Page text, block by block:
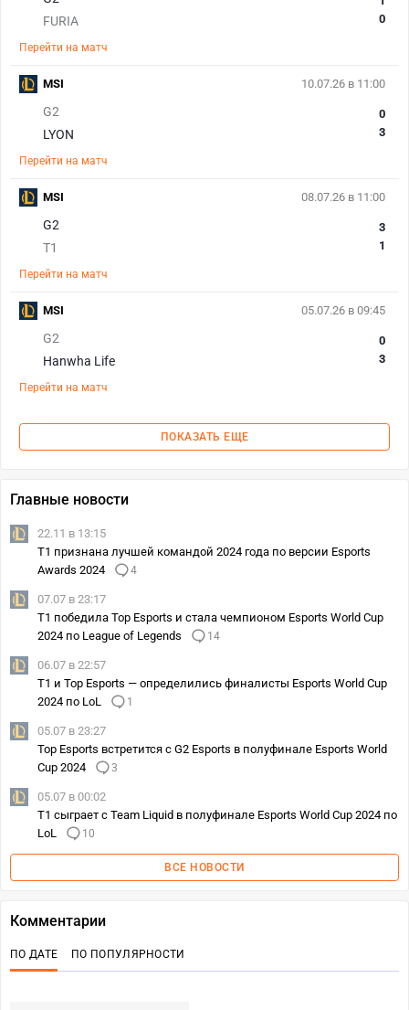
FURIA
0
Перейти на матч
10.07.26 в 11:00
G2
LYON
0
3
Перейти на матч
MSI
08.07.26 в 11:00
G2
T1
3
1
Перейти на матч
MSI
05.07.26 в 09:45
G2
Hanwha Life
0
3
Перейти на матч
MSI
ПОКАЗАТЬ ЕЩЕ
Главные новости
22.11 в 13:15
T1 признана лучшей командой 2024 года по версии Esports
Awards 2024
4
07.07 в 23:17
T1 победила Top Esports и стала чемпионом Esports World Cup
2024 по League of Legends
14
06.07 в 22:57
T1 и Top Esports — определились финалисты Esports World Cup
2024 по LoL
1
05.07 в 23:27
Top Esports встретится с G2 Esports в полуфинале Esports World
Cup 2024
3
05.07 в 00:02
T1 сыграет с Team Liquid в полуфинале Esports World Cup 2024 по
LoL
10
ВСЕ НОВОСТИ
Комментарии
ПО ДАТЕ ПО ПОПУЛЯРНОСТИ